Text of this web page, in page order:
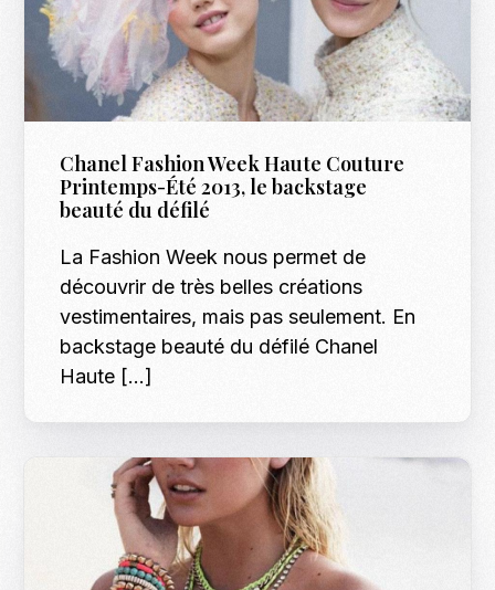
Chanel Fashion Week Haute Couture
Printemps-Été 2013, le backstage
beauté du défilé
La Fashion Week nous permet de
découvrir de très belles créations
vestimentaires, mais pas seulement. En
backstage beauté du défilé Chanel
Haute […]